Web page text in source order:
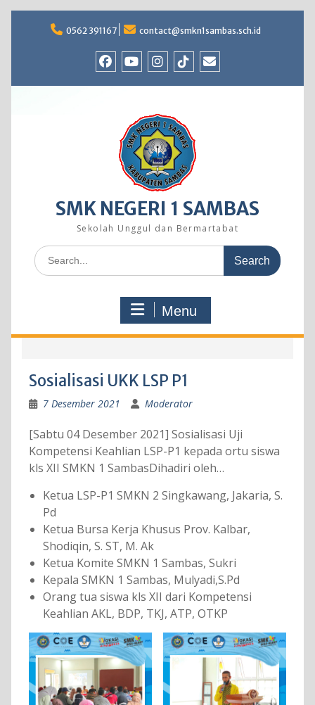
0562 391167 contact@smkn1sambas.sch.id
SMK NEGERI 1 SAMBAS
Sekolah Unggul dan Bermartabat
Search
for:
Menu
Sosialisasi UKK LSP P1
7 Desember 2021 Moderator
[Sabtu 04 Desember 2021] Sosialisasi Uji
Kompetensi Keahlian LSP-P1 kepada ortu siswa
kls XII SMKN 1 SambasDihadiri oleh…
Ketua LSP-P1 SMKN 2 Singkawang, Jakaria, S.
Pd
Ketua Bursa Kerja Khusus Prov. Kalbar,
Shodiqin, S. ST, M. Ak
Ketua Komite SMKN 1 Sambas, Sukri
Kepala SMKN 1 Sambas, Mulyadi,S.Pd
Orang tua siswa kls XII dari Kompetensi
Keahlian AKL, BDP, TKJ, ATP, OTKP